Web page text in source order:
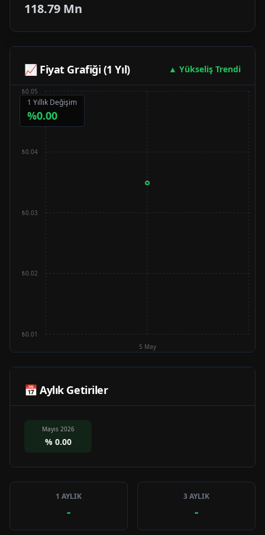
118.79 Mn
📈 Fiyat Grafiği (1 Yıl) ▲ Yükseliş Trendi
1 Yıllık Değişim
%0.00
5 May
₺0.01
₺0.02
₺0.03
₺0.04
₺0.05
📅 Aylık Getiriler
Mayıs 2026
% 0.00
1 AYLIK
-
3 AYLIK
-